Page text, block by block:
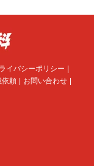
イバシーポリシー
依頼
お問い合わせ